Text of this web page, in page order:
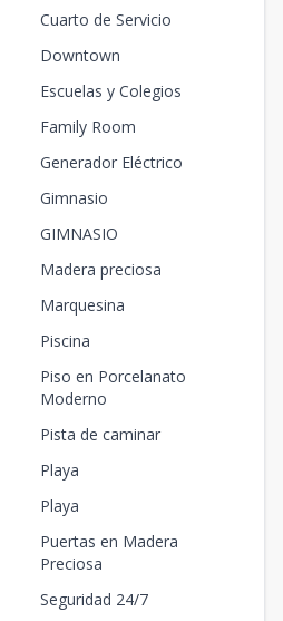
Cuarto de Servicio
Downtown
Escuelas y Colegios
Family Room
Generador Eléctrico
Gimnasio
GIMNASIO
Madera preciosa
Marquesina
Piscina
Piso en Porcelanato
Moderno
Pista de caminar
Playa
Playa
Puertas en Madera
Preciosa
Seguridad 24/7